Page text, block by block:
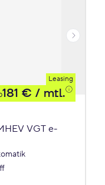
Leasing
181 € / mtl.
VGT e-